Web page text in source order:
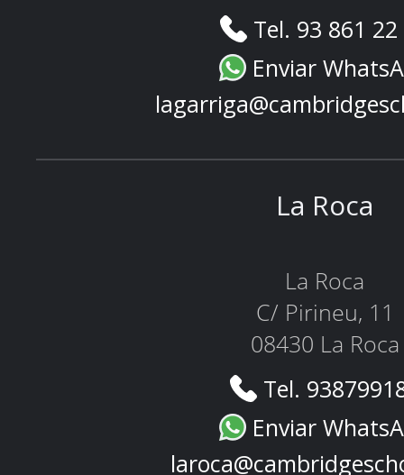
Tel. 93 861
Enviar
La Roca
La Roca
C/ Pirineu, 11
08430 La Roca
Tel.
Enviar